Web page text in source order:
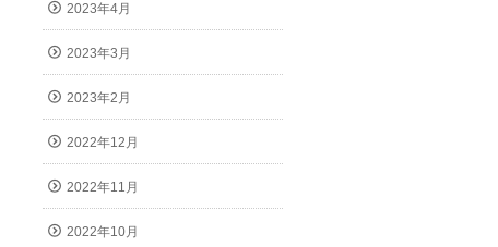
2023年4月
2023年3月
2023年2月
2022年12月
2022年11月
2022年10月